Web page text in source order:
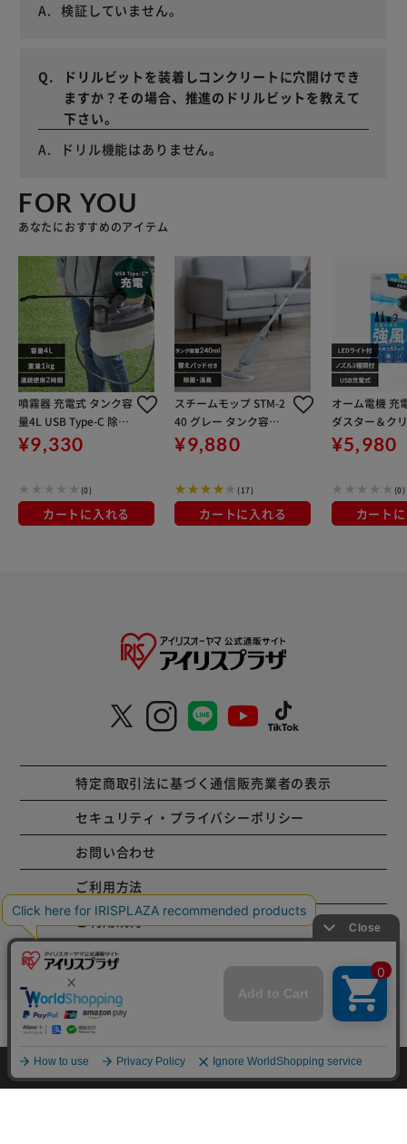
検証していません。
ドリルビットを装着しコンクリートに穴開けでき
ますか？その場合、推進のドリルビットを教えて
下さい。
ドリル機能はありません。
FOR YOU
あなたにおすすめのアイテム
噴霧器 充電式 タンク容
量4L USB Type-C 除草
JF-4000 ホワイト/グレ
¥9,330
(0)
カートに入れる
スチームモップ STM-2
40 グレー タンク容量 2
40ml パネル式 軽量 コ
ンパクト ハンドル伸縮
¥9,880
(17)
カートに入れる
オーム電機 充
ダスター＆ク
黒 OA-
¥5,980
(0)
カート
特定商取引法に基づく通信販売業者の表示
セキュリティ・プライバシーポリシー
お問い合わせ
ご利用方法
ご利用規約
Copyright © 2001 IRISPLAZA. ALL Rights Reserved.
HOME
探す ログイン お気に入り お知らせ